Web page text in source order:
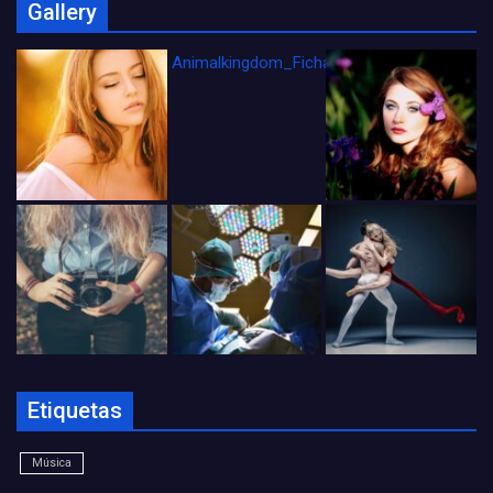
Gallery
Animalkingdom_FichaCine
Etiquetas
Música